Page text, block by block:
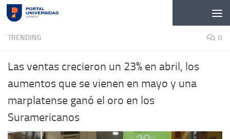
Skip to content
TRENDING 0
Las ventas crecieron un 23% en abril, los
aumentos que se vienen en mayo y una
marplatense ganó el oro en los
Suramericanos